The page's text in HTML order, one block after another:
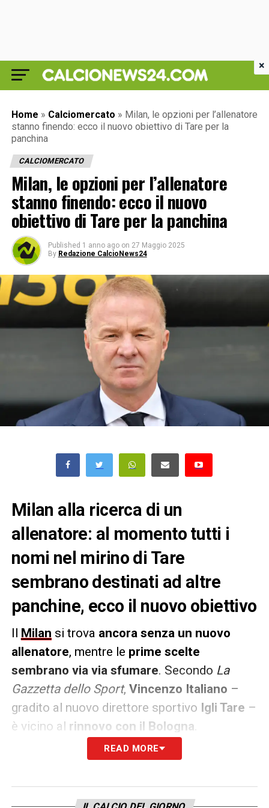
Home » Calciomercato » Milan, le opzioni per l’allenatore
stanno finendo: ecco il nuovo obiettivo di Tare per la
panchina
CALCIOMERCATO
Milan, le opzioni per l’allenatore
stanno finendo: ecco il nuovo
obiettivo di Tare per la panchina
Published 1 anno ago on 27 Maggio 2025
By Redazione CalcioNews24
Milan alla ricerca di un
allenatore: al momento tutti i
nomi nel mirino di Tare
sembrano destinati ad altre
panchine, ecco il nuovo obiettivo
Il Milan si trova ancora senza un nuovo
allenatore, mentre le prime scelte
sembrano via via sfumare. Secondo La
Gazzetta dello Sport, Vincenzo Italiano –
gradito al nuovo direttore sportivo Igli Tare –
è vicino al rinnovo con il Bologna
Massimiliano Allegriè più vicino al
che a Milano, eAntonio Conte– che Furlani
potrebbe tornare allaJuve
READ MORE
×